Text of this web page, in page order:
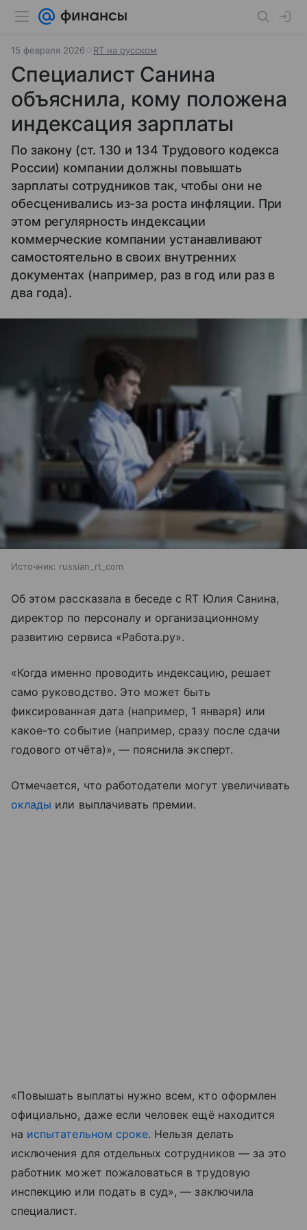
15 февраля 2026 RT на русском
Специалист Санина
объяснила, кому положена
индексация зарплаты
По закону (ст. 130 и 134 Трудового кодекса
России) компании должны повышать
зарплаты сотрудников так, чтобы они не
обесценивались из-за роста инфляции. При
этом регулярность индексации
коммерческие компании устанавливают
самостоятельно в своих внутренних
документах (например, раз в год или раз в
два года).
Источник: russian_rt_com
Об этом рассказала в беседе с RT Юлия Санина,
директор по персоналу и организационному
развитию сервиса «Работа.ру».
«Когда именно проводить индексацию, решает
само руководство. Это может быть
фиксированная дата (например, 1 января) или
какое-то событие (например, сразу после сдачи
годового отчёта)», — пояснила эксперт.
Отмечается, что работодатели могут увеличивать
оклады или выплачивать премии.
«Повышать выплаты нужно всем, кто оформлен
официально, даже если человек ещё находится
на испытательном сроке. Нельзя делать
исключения для отдельных сотрудников — за это
работник может пожаловаться в трудовую
инспекцию или подать в суд», — заключила
специалист.